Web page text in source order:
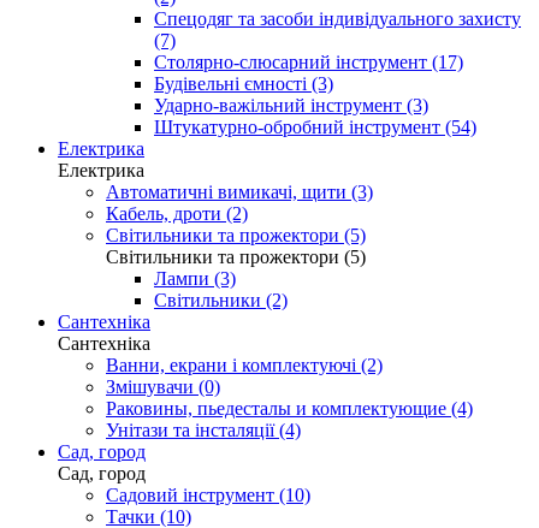
Спецодяг та засоби індивідуального захисту
(7)
Столярно-слюсарний інструмент (17)
Будівельні ємності (3)
Ударно-важільний інструмент (3)
Штукатурно-обробний інструмент (54)
Електрика
Електрика
Автоматичні вимикачі, щити (3)
Кабель, дроти (2)
Світильники та прожектори (5)
Світильники та прожектори (5)
Лампи (3)
Світильники (2)
Сантехніка
Сантехніка
Ванни, екрани і комплектуючі (2)
Змішувачи (0)
Раковины, пьедесталы и комплектующие (4)
Унітази та інсталяції (4)
Сад, город
Сад, город
Садовий інструмент (10)
Тачки (10)